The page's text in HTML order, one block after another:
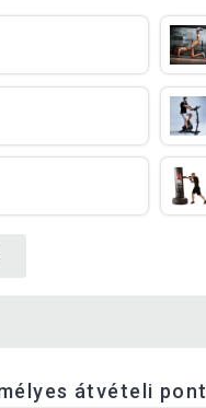
átvételi pont